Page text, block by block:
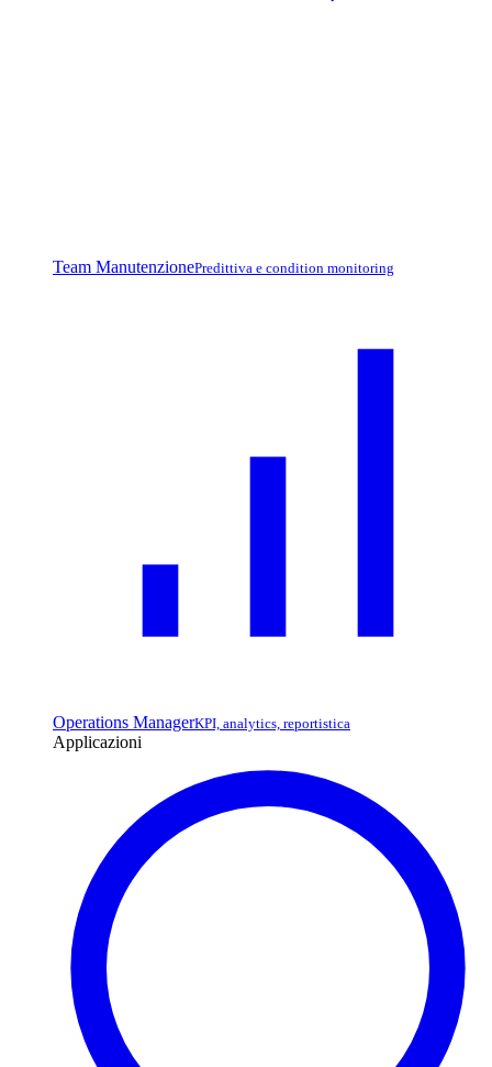
Team ManutenzionePredittiva e condition monitoring
Operations ManagerKPI, analytics, reportistica
Applicazioni